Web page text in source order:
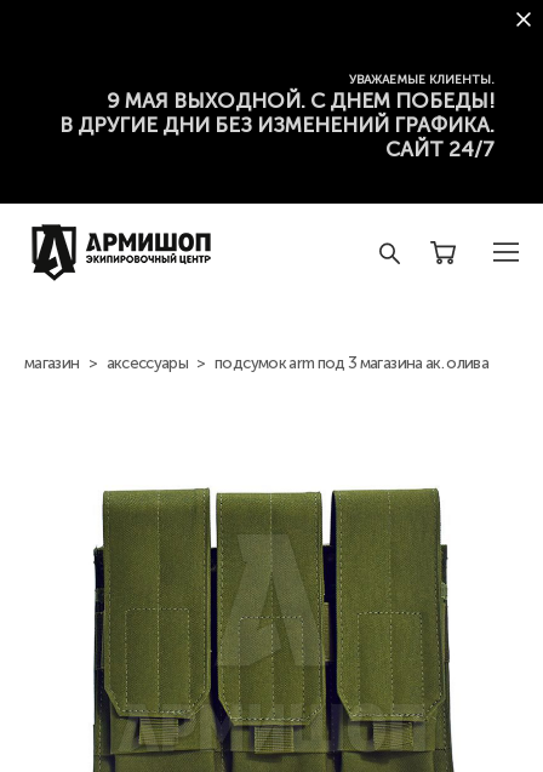
УВАЖАЕМЫЕ КЛИЕНТЫ.
9 МАЯ ВЫХОДНОЙ. С ДНЕМ ПОБЕДЫ!
В ДРУГИЕ ДНИ БЕЗ ИЗМЕНЕНИЙ ГРАФИКА.
САЙТ 24/7
магазин > аксессуары > подсумок arm под 3 магазина ак. олива